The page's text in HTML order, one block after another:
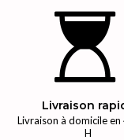
Livraison
Livraison à domicile en
H